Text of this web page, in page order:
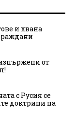
и хвана
от
с Русия се
доктрини на